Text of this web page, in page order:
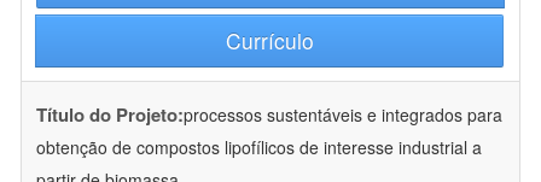
Currículo
Título do Projeto:processos sustentáveis e integrados para
obtenção de compostos lipofílicos de interesse industrial a